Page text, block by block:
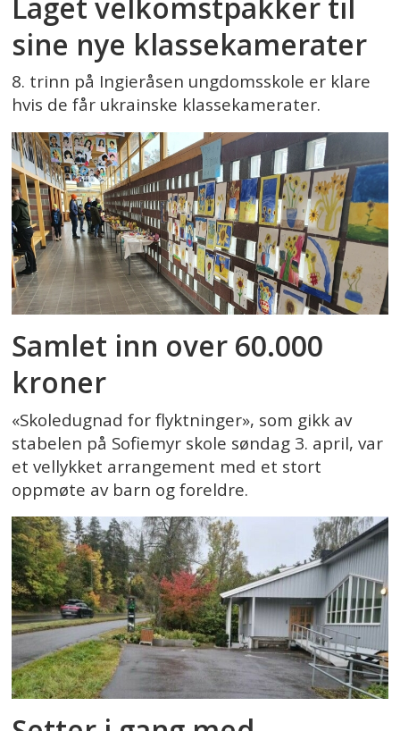
sine nye klassekamerater
8. trinn på Ingieråsen ungdomsskole er klare
hvis de får ukrainske klassekamerater.
Samlet inn over 60.000
kroner
«Skoledugnad for flyktninger», som gikk av
stabelen på Sofiemyr skole søndag 3. april, var
et vellykket arrangement med et stort
oppmøte av barn og foreldre.